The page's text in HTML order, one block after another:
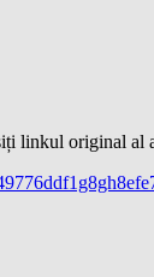
linkul original al